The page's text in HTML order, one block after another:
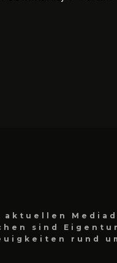
aktuellen
sind
rund